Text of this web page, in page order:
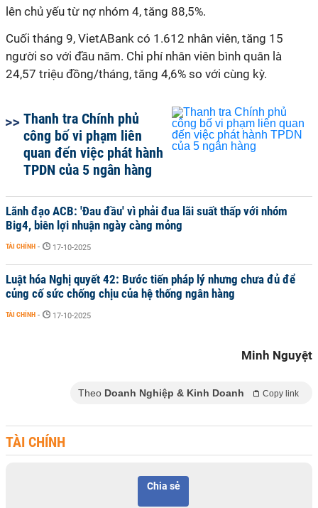
lên chủ yếu từ nợ nhóm 4, tăng 88,5%.
Cuối tháng 9, VietABank có 1.612 nhân viên, tăng 15
người so với đầu năm. Chi phí nhân viên bình quân là
24,57 triệu đồng/tháng, tăng 4,6% so với cùng kỳ.
Thanh tra Chính phủ
công bố vi phạm liên
quan đến việc phát hành
TPDN của 5 ngân hàng
Lãnh đạo ACB: 'Đau đầu' vì phải đua lãi suất thấp với nhóm
Big4, biên lợi nhuận ngày càng mỏng
TÀI CHÍNH - 17-10-2025
Luật hóa Nghị quyết 42: Bước tiến pháp lý nhưng chưa đủ để
củng cố sức chống chịu của hệ thống ngân hàng
TÀI CHÍNH - 17-10-2025
Minh Nguyệt
Theo Doanh Nghiệp & Kinh Doanh Copy link
TÀI CHÍNH
Chia sẻ